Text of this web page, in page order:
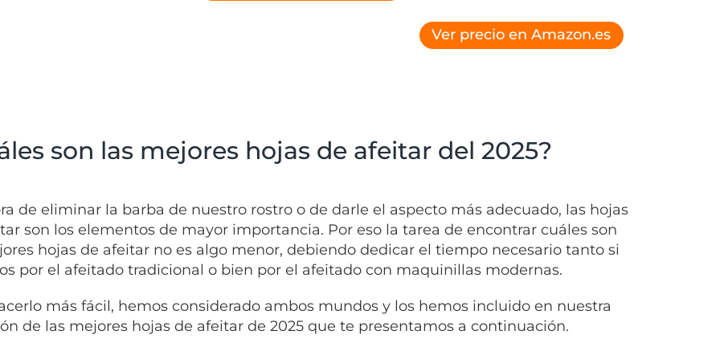
Ver precio en Amazon.es
son las mejores hojas de afeitar del 2025?
de eliminar la barba de nuestro rostro o de darle el aspecto más adecuado, las hojas
son los elementos de mayor importancia. Por eso la tarea de encontrar cuáles son
hojas de afeitar no es algo menor, debiendo dedicar el tiempo necesario tanto si
por el afeitado tradicional o bien por el afeitado con maquinillas modernas.
más fácil, hemos considerado ambos mundos y los hemos incluido en nuestra
de las mejores hojas de afeitar de 2025 que te presentamos a continuación.